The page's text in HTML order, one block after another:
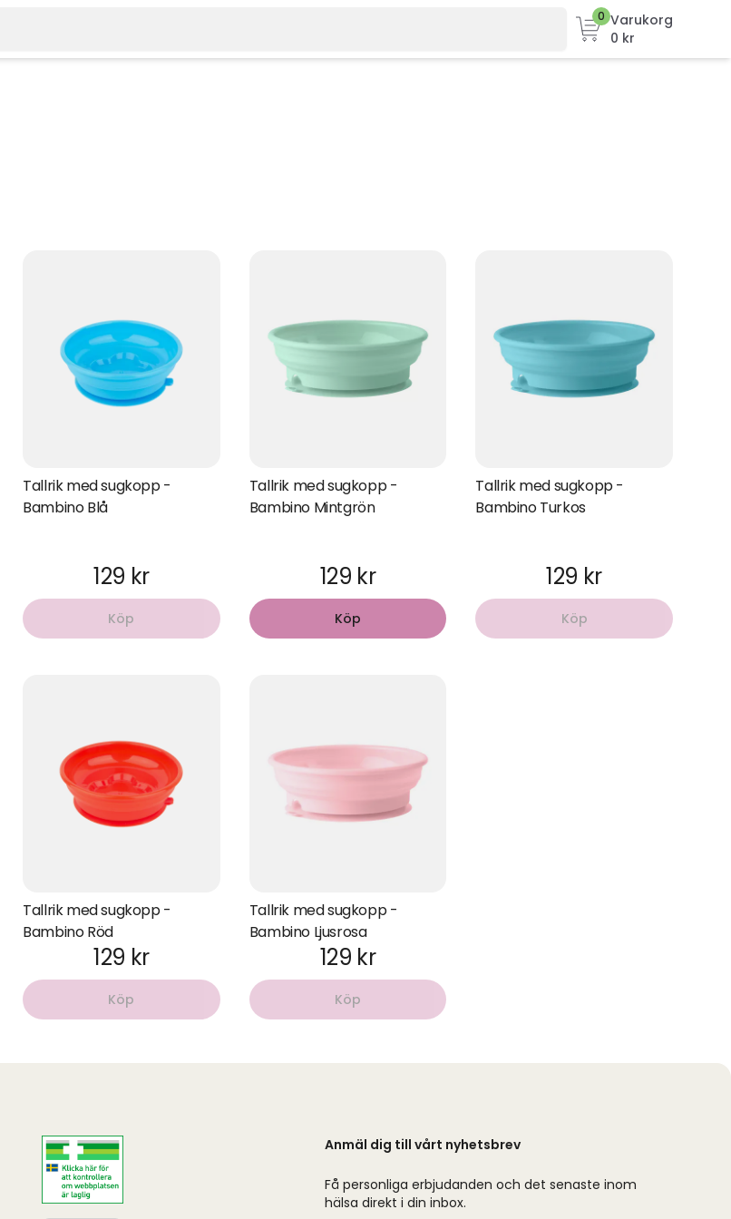
0 Varukorg
0 kr
Tallrik med sugkopp -
Bambino Blå
129 kr
Köp
Tallrik med sugkopp -
Bambino Mintgrön
129 kr
Köp
Tallrik med sugkopp -
Bambino Turkos
129 kr
Köp
Tallrik med sugkopp -
Bambino Röd
129 kr
Köp
Tallrik med sugkopp -
Bambino Ljusrosa
129 kr
Köp
Anmäl dig till vårt nyhetsbrev
Få personliga erbjudanden och det senaste inom
hälsa direkt i din inbox.